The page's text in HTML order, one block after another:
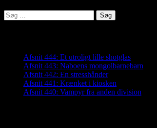
Søg
efter:
Afsnit 444: Et utroligt lille shotglas
Afsnit 443: Naboens mongolbarnebarn
Afsnit 442: En stresshånder
Afsnit 441: Krænket i kiosken
Afsnit 440: Vampyr fra anden division